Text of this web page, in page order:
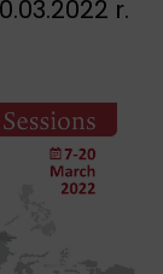
r.